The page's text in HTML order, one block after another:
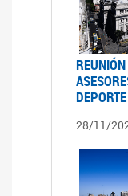
DEPORTE
28/11/